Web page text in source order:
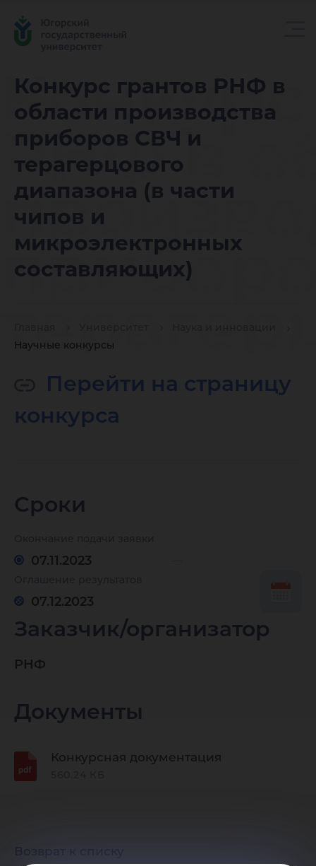
Конкурс грантов РНФ в
области производства
приборов СВЧ и
терагерцового
диапазона (в части
чипов и
микроэлектронных
составляющих)
Научные конкурсы
РНФ в
чипов и
Перейти на страницу
конкурса
Сроки
07.11.2023
07.12.2023
Заказчик/организатор
РНФ
Документы
Конкурсная документация
Возврат к списку